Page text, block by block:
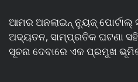
ଆମର ଅନଲାଇନ୍ ନ୍ୟୁଜ୍ ପୋର୍ଟାଲ୍
ଅଦ୍ୟତନ, ସାମ୍ପ୍ରତିକ ଘଟଣା
ସୂଚନା ଦେବାରେ ଏକ ପ୍ରମୁଖ